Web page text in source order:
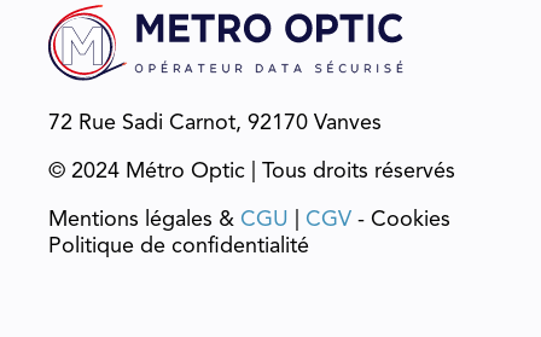
72 Rue Sadi Carnot, 92170 Vanves
© 2024 Métro Optic | Tous droits réservés
Mentions légales & CGU CGV - Cookies
Politique de confidentialité